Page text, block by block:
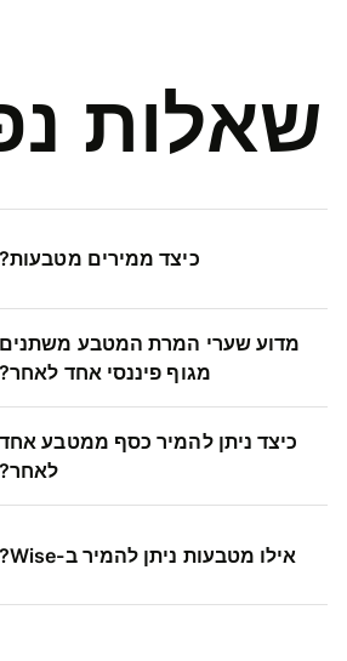
שאלות
כיצד ממירים מטבעות?
מדוע שערי המרת המטבע משתנים
מגוף פיננסי אחד לאחר?
כיצד ניתן להמיר כסף ממטבע אחד
לאחר?
אילו מטבעות ניתן להמיר ב-Wise?